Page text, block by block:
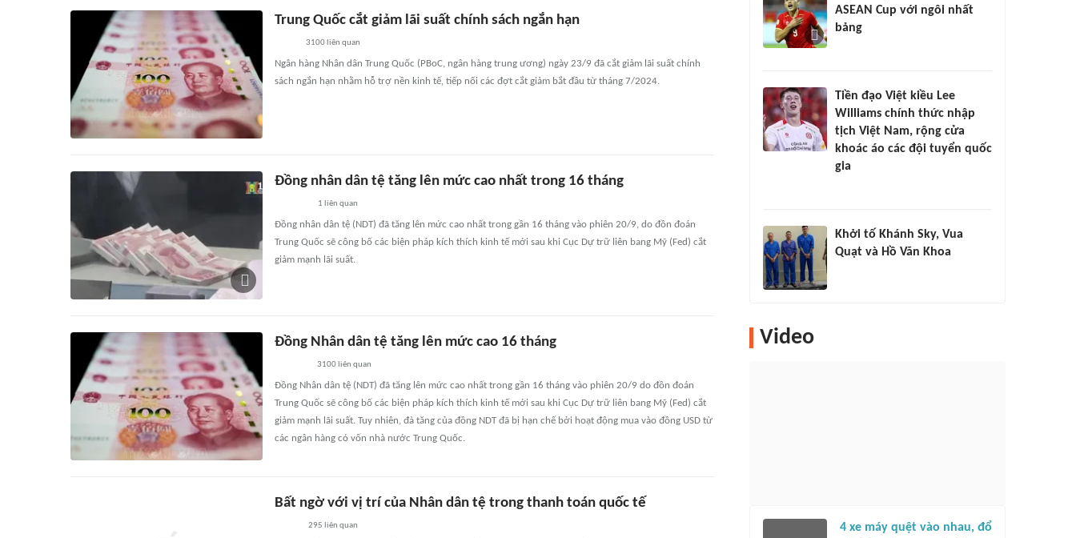
Trung Quốc cắt giảm lãi suất chính sách ngắn hạn
3100 liên quan
Ngân hàng Nhân dân Trung Quốc (PBoC, ngân hàng trung ương) ngày 23/9 đã cắt giảm lãi suất chính
sách ngắn hạn nhằm hỗ trợ nền kinh tế, tiếp nối các đợt cắt giảm bắt đầu từ tháng 7/2024.
Đồng nhân dân tệ tăng lên mức cao nhất trong 16 tháng
1 liên quan
Đồng nhân dân tệ (NDT) đã tăng lên mức cao nhất trong gần 16 tháng vào phiên 20/9, do đồn đoán
Trung Quốc sẽ công bố các biện pháp kích thích kinh tế mới sau khi Cục Dự trữ liên bang Mỹ (Fed) cắt
giảm mạnh lãi suất.
Đồng Nhân dân tệ tăng lên mức cao 16 tháng
3100 liên quan
Đồng Nhân dân tệ (NDT) đã tăng lên mức cao nhất trong gần 16 tháng vào phiên 20/9 do đồn đoán
Trung Quốc sẽ công bố các biện pháp kích thích kinh tế mới sau khi Cục Dự trữ liên bang Mỹ (Fed) cắt
giảm mạnh lãi suất. Tuy nhiên, đà tăng của đồng NDT đã bị hạn chế bởi hoạt động mua vào đồng USD từ
các ngân hàng có vốn nhà nước Trung Quốc.
Bất ngờ với vị trí của Nhân dân tệ trong thanh toán quốc tế
295 liên quan
ASEAN Cup với ngôi nhất
bảng
Tiền đạo Việt kiều Lee
Williams chính thức nhập
tịch Việt Nam, rộng cửa
khoác áo các đội tuyển quốc
gia
Khởi tố Khánh Sky, Vua
Quạt và Hồ Văn Khoa
Video
4 xe máy quệt vào nhau, đổ